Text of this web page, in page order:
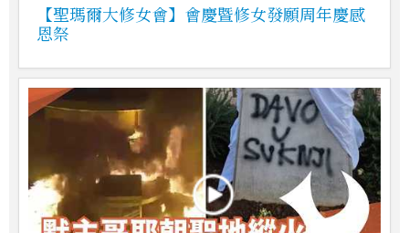
【聖瑪爾大修女會】會慶暨修女發願周年慶感
恩祭